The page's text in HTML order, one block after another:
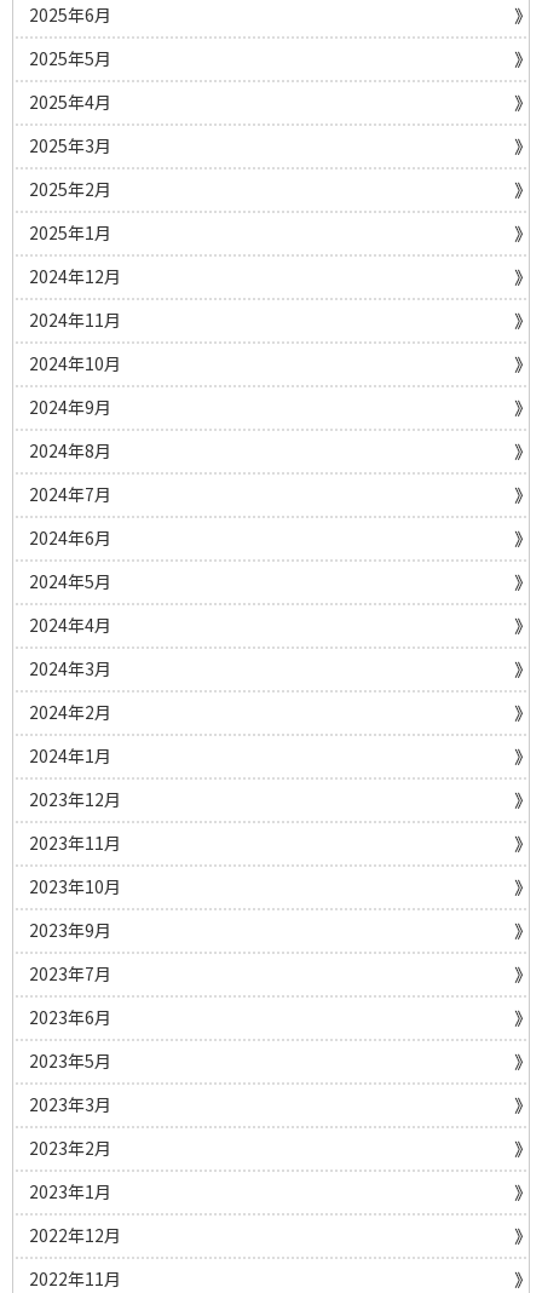
2025年6月
2025年5月
2025年4月
2025年3月
2025年2月
2025年1月
2024年12月
2024年11月
2024年10月
2024年9月
2024年8月
2024年7月
2024年6月
2024年5月
2024年4月
2024年3月
2024年2月
2024年1月
2023年12月
2023年11月
2023年10月
2023年9月
2023年7月
2023年6月
2023年5月
2023年3月
2023年2月
2023年1月
2022年12月
2022年11月